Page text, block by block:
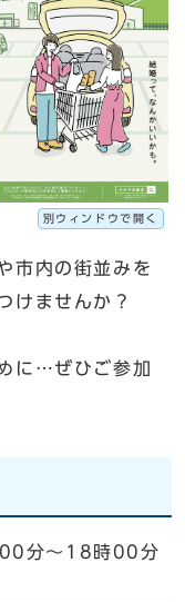
別ウィンドウで開く
市内の街並みを
けませんか？
に…ぜひご参加
分～18時00分